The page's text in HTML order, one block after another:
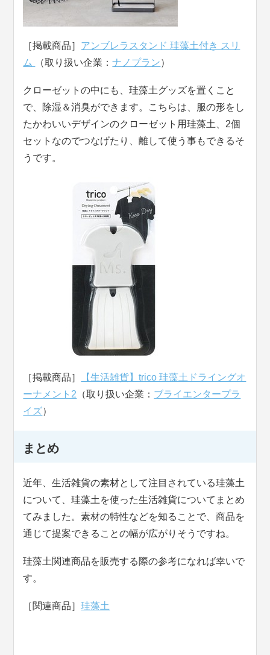
［掲載商品］ アンブレラスタンド 珪藻土付き スリ
ム
（取り扱い企業：ナノプラン）
クローゼットの中にも、珪藻土グッズを置くこと
で、除湿＆消臭ができます。こちらは、服の形をし
たかわいいデザインのクローゼット用珪藻土、2個
セットなのでつなげたり、離して使う事もできるそ
うです。
［掲載商品］
【生活雑貨】trico 珪藻土ドライングオ
ーナメント2 （取り扱い企業： ブライエンタープラ
イズ）
まとめ
近年、生活雑貨の素材として注目されている珪藻土
について、珪藻土を使った生活雑貨についてまとめ
てみました。素材の特性などを知ることで、商品を
通じて提案できることの幅が広がりそうですね。
珪藻土関連商品を販売する際の参考になれば幸いで
す。
［関連商品］珪藻土